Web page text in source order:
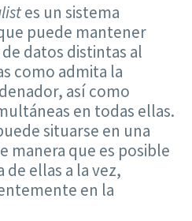
es un sistema
puede mantener
datos distintas al
como admita la
así como
en todas ellas.
situarse en una
manera que es posible
de ellas a la vez,
en la